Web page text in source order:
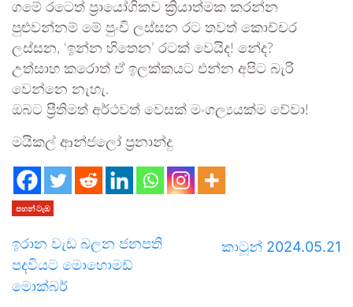
ගමේ රටෙත් ප්‍රායෝගිකව ක්‍රියාත්මක කරන්න
පුළුවන්නම් මේ පුංචි ලස්සන රට තවත් කොච්චර
ලස්සන, ‘ඉන්න හිතෙන’ රටක් වෙයිද! නේද?
උත්සාහ කරොත් ඒ ඉලක්කයට එන්න අපිට බැරි
වෙන්නෙ නැහැ.
ඔබට ප්‍රීතිමත් අර්ථවත් වෙසක් මංගල්‍යයක්ම වේවා!
මයිකල් ආන්ජලෝ ප්‍රනාන්දු
පහන් ටැඹ
ඉරාන වැඩ බලන ජනපති
පදවියට මොහොමඩ්
මොක්බර්
කාටූන් 2024.05.21